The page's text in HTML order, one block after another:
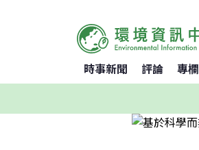
時事新聞 評論 專欄